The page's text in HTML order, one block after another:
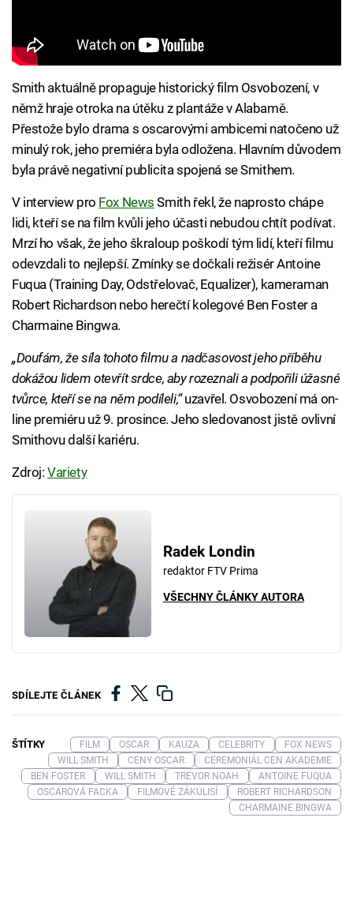
Smith aktuálně propaguje historický film Osvobození, v
němž hraje otroka na útěku z plantáže v Alabamě.
Přestože bylo drama s oscarovými ambicemi natočeno už
minulý rok, jeho premiéra byla odložena. Hlavním důvodem
byla právě negativní publicita spojená se Smithem.
V interview pro Fox News Smith řekl, že naprosto chápe
lidi, kteří se na film kvůli jeho účasti nebudou chtít podívat.
Mrzí ho však, že jeho škraloup poškodí tým lidí, kteří filmu
odevzdali to nejlepší. Zmínky se dočkali režisér Antoine
Fuqua (Training Day, Odstřelovač, Equalizer), kameraman
Robert Richardson nebo herečtí kolegové Ben Foster a
Charmaine Bingwa.
„Doufám, že síla tohoto filmu a nadčasovost jeho příběhu
dokážou lidem otevřít srdce, aby rozeznali a podpořili úžasné
tvůrce, kteří se na něm podíleli,“uzavřel. Osvobození má on-
line premiéru už 9. prosince. Jeho sledovanost jistě ovlivní
Smithovu další kariéru.
Zdroj:Variety
Radek Londin
redaktor FTV Prima
VŠECHNY ČLÁNKY AUTORA
SDÍLEJTE ČLÁNEK
ŠTÍTKY FILM OSCAR KAUZA CELEBRITY
FOX NEWS
WILL SMITH
CENY OSCAR
CEREMONIÁL CEN AKADEMIE
BEN FOSTER
WILL SMITH TREVOR NOAH
ANTOINE FUQUA
OSCAROVÁ FACKA
FILMOVÉ ZÁKULISÍ
ROBERT RICHARDSON
CHARMAINE BINGWA